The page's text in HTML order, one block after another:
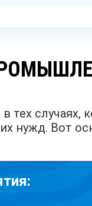
тех
нужд. Вот